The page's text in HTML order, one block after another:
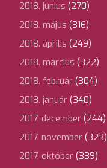
2018. június (270)
2018. május (316)
2018. április (249)
2018. március (322)
2018. február (304)
2018. január (340)
2017. december (244)
2017. november (323)
2017. október (339)